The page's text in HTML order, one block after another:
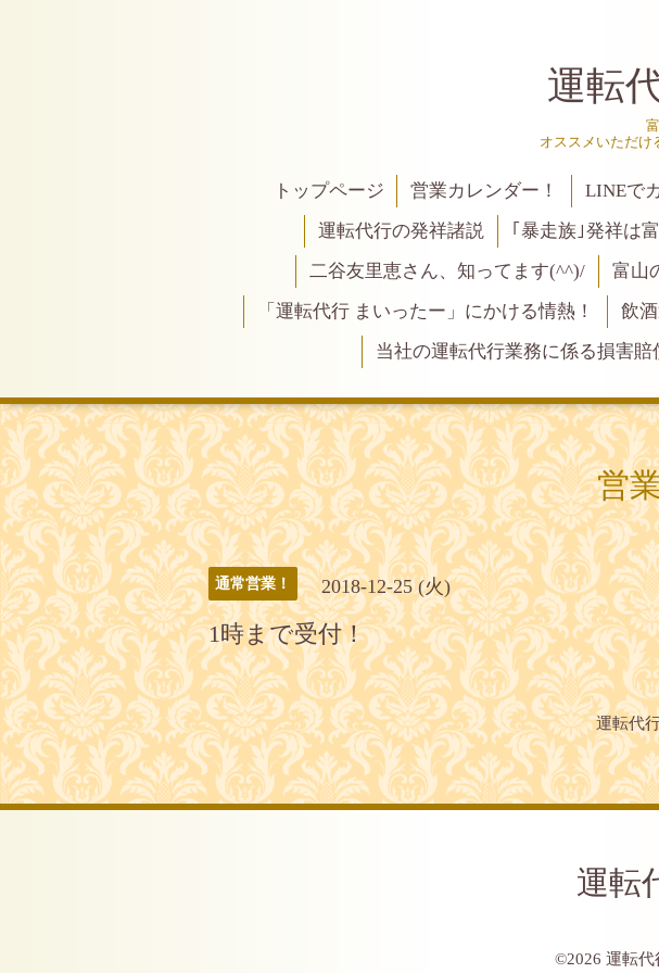
運転
オススメいただけ
トップページ 営業カレンダー！ LINEで
運転代行の発祥諸説
｢暴走族｣発祥は
二谷友里恵さん、知ってます(^^)/
富山
「運転代行 まいったー」にかける情熱！
飲
当社の運転代行業務に係る損害賠
営
通常営業！ 2018-12-25 (火)
1時まで受付！
運転代
運転
©2026 運転代